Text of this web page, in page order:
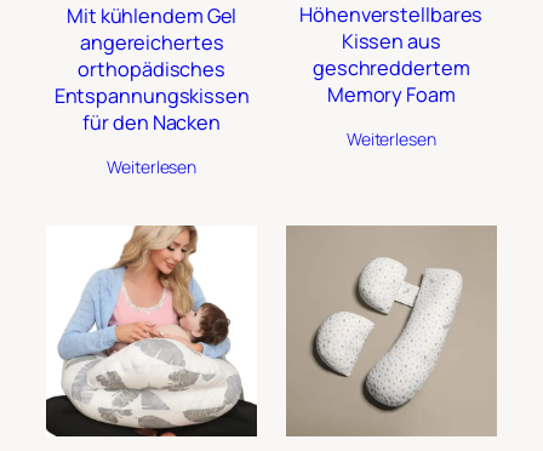
Mit kühlendem Gel
angereichertes
orthopädisches
Entspannungskissen
für den Nacken
Weiterlesen
Höhenverstellbares
Kissen aus
geschreddertem
Memory Foam
Weiterlesen